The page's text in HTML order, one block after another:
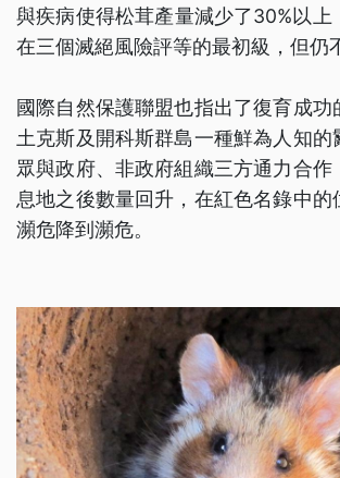
與疾病使得松茸產量減少了30%以上
在三個滅絕風險評等的最初級，但仍
國際自然保護聯盟也指出了復育成功
土克斯及開科斯群島一種鮮為人知的
眾與政府、非政府組織三方通力合作
息地之後數量回升，在紅色名錄中的
瀕危降到瀕危。